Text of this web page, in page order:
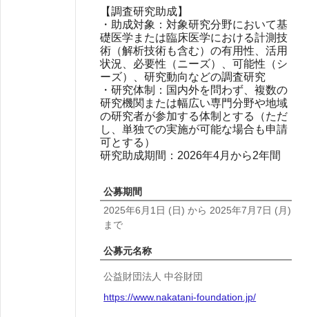
【調査研究助成】
・助成対象：対象研究分野において基
礎医学または臨床医学における計測技
術（解析技術も含む）の有用性、活用
状況、必要性（ニーズ）、可能性（シ
ーズ）、研究動向などの調査研究
・研究体制：国内外を問わず、複数の
研究機関または幅広い専門分野や地域
の研究者が参加する体制とする（ただ
し、単独での実施が可能な場合も申請
可とする）
研究助成期間：2026年4⽉から2年間
公募期間
2025年6月1日 (日) から 2025年7月7日 (月)
まで
公募元名称
公益財団法人 中谷財団
https://www.nakatani-foundation.jp/